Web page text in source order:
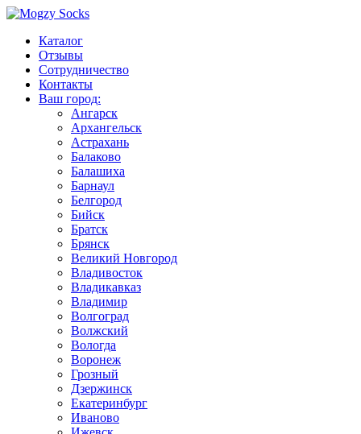
Каталог
Отзывы
Сотрудничество
Контакты
Ваш город:
Ангарск
Архангельск
Астрахань
Балаково
Балашиха
Барнаул
Белгород
Бийск
Братск
Брянск
Великий Новгород
Владивосток
Владикавказ
Владимир
Волгоград
Волжский
Вологда
Воронеж
Грозный
Дзержинск
Екатеринбург
Иваново